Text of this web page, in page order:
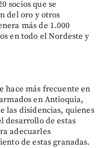
socios que se
del oro y otros
más de 1.000
en todo el Nordeste y
hace más frecuente en
en Antioquia,
las disidencias, quienes
desarrollo de estas
adecuarles
de estas granadas.